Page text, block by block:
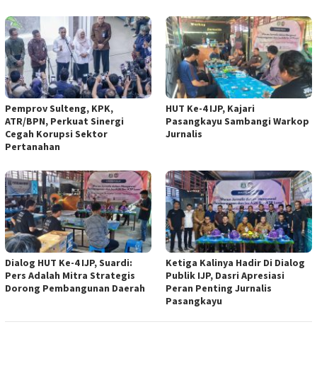
Pemprov Sulteng, KPK,
ATR/BPN, Perkuat Sinergi
Cegah Korupsi Sektor
Pertanahan
HUT Ke-4 IJP, Kajari
Pasangkayu Sambangi Warkop
Jurnalis
Dialog HUT Ke-4 IJP, Suardi:
Pers Adalah Mitra Strategis
Dorong Pembangunan Daerah
Ketiga Kalinya Hadir Di Dialog
Publik IJP, Dasri Apresiasi
Peran Penting Jurnalis
Pasangkayu